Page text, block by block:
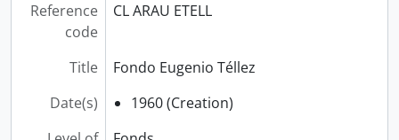
Reference
code
CL ARAU ETELL
Title
Fondo Eugenio Téllez
Date(s)
1960 (Creation)